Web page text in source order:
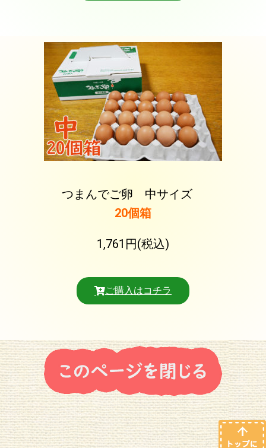
つまんでご卵 中サイズ
20個箱
1,761円(税込)
ご購入はコチラ